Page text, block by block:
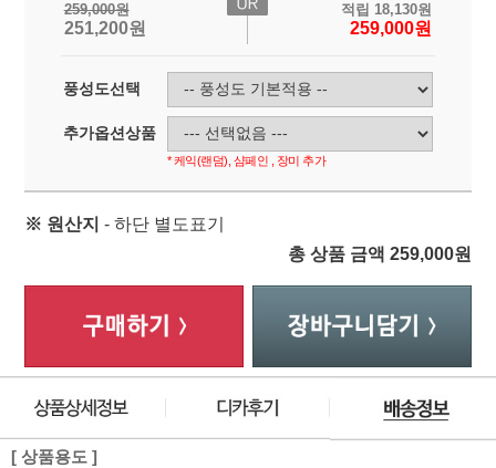
259,000원
251,200원
적립 18,130원
259,000원
풍성도선택
추가옵션상품
* 케익(랜덤), 샴페인 , 장미 추가
※ 원산지 - 하단 별도표기
총 상품 금액 259,000원
[ 상품용도 ]